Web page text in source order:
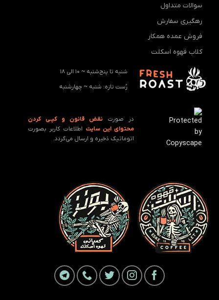
سوالات متداول
رهگیری سفارش
فروش عمده همکار
کلاب قهوه اسکلت
شنبه تا پنج‌شنبه ~ 10 الی 18
رُست تازه: ‌شنبه ~ چهارشنبه
در صورت
نقض قانون و کپـی کردن
محتوای این سایت اطلاعات کاربر بصورت
اتوماتیک ذخیره و ارسال می‌گردد.